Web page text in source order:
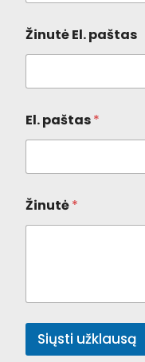
Žinutė El. paštas
El. paštas*
Žinutė*
Siųsti užklausą